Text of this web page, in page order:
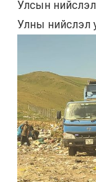
Улсын нийслэл
Улны нийслэл